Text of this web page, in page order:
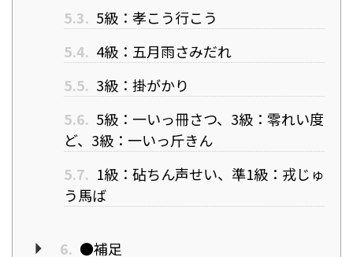
5.3. 5級：孝こう行こう
5.4. 4級：五月雨さみだれ
5.5. 3級：掛がかり
5.6. 5級：一いっ冊さつ、3級：零れい度
ど、3級：一いっ斤きん
5.7. 1級：砧ちん声せい、準1級：戎じゅ
う馬ば
6. ●補足